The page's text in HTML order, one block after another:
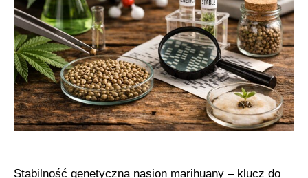
utrzymania
spójnego
profilu
THC
i
terpenów
Stabilność genetyczna nasion marihuany – klucz do